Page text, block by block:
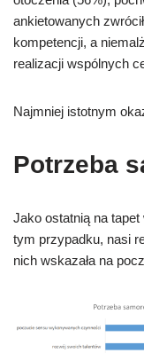
ankietowanych
kompetencji, a
realizacji wspólnych
Najmniej istotnym
Potrzeba
Jako ostatnią na
tym przypadku, nasi
nich wskazała na